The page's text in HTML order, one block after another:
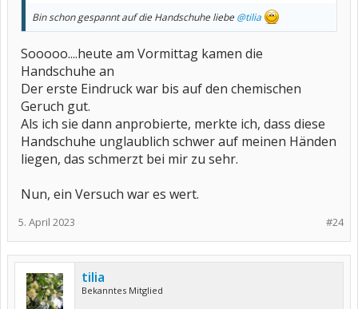
Bin schon gespannt auf die Handschuhe liebe@tilia
Sooooo....heute am Vormittag kamen die
Handschuhe an
Der erste Eindruck war bis auf den chemischen
Geruch gut.
Als ich sie dann anprobierte, merkte ich, dass diese
Handschuhe unglaublich schwer auf meinen Händen
liegen, das schmerzt bei mir zu sehr.
Nun, ein Versuch war es wert.
#24
5. April 2023
tilia
Bekanntes Mitglied